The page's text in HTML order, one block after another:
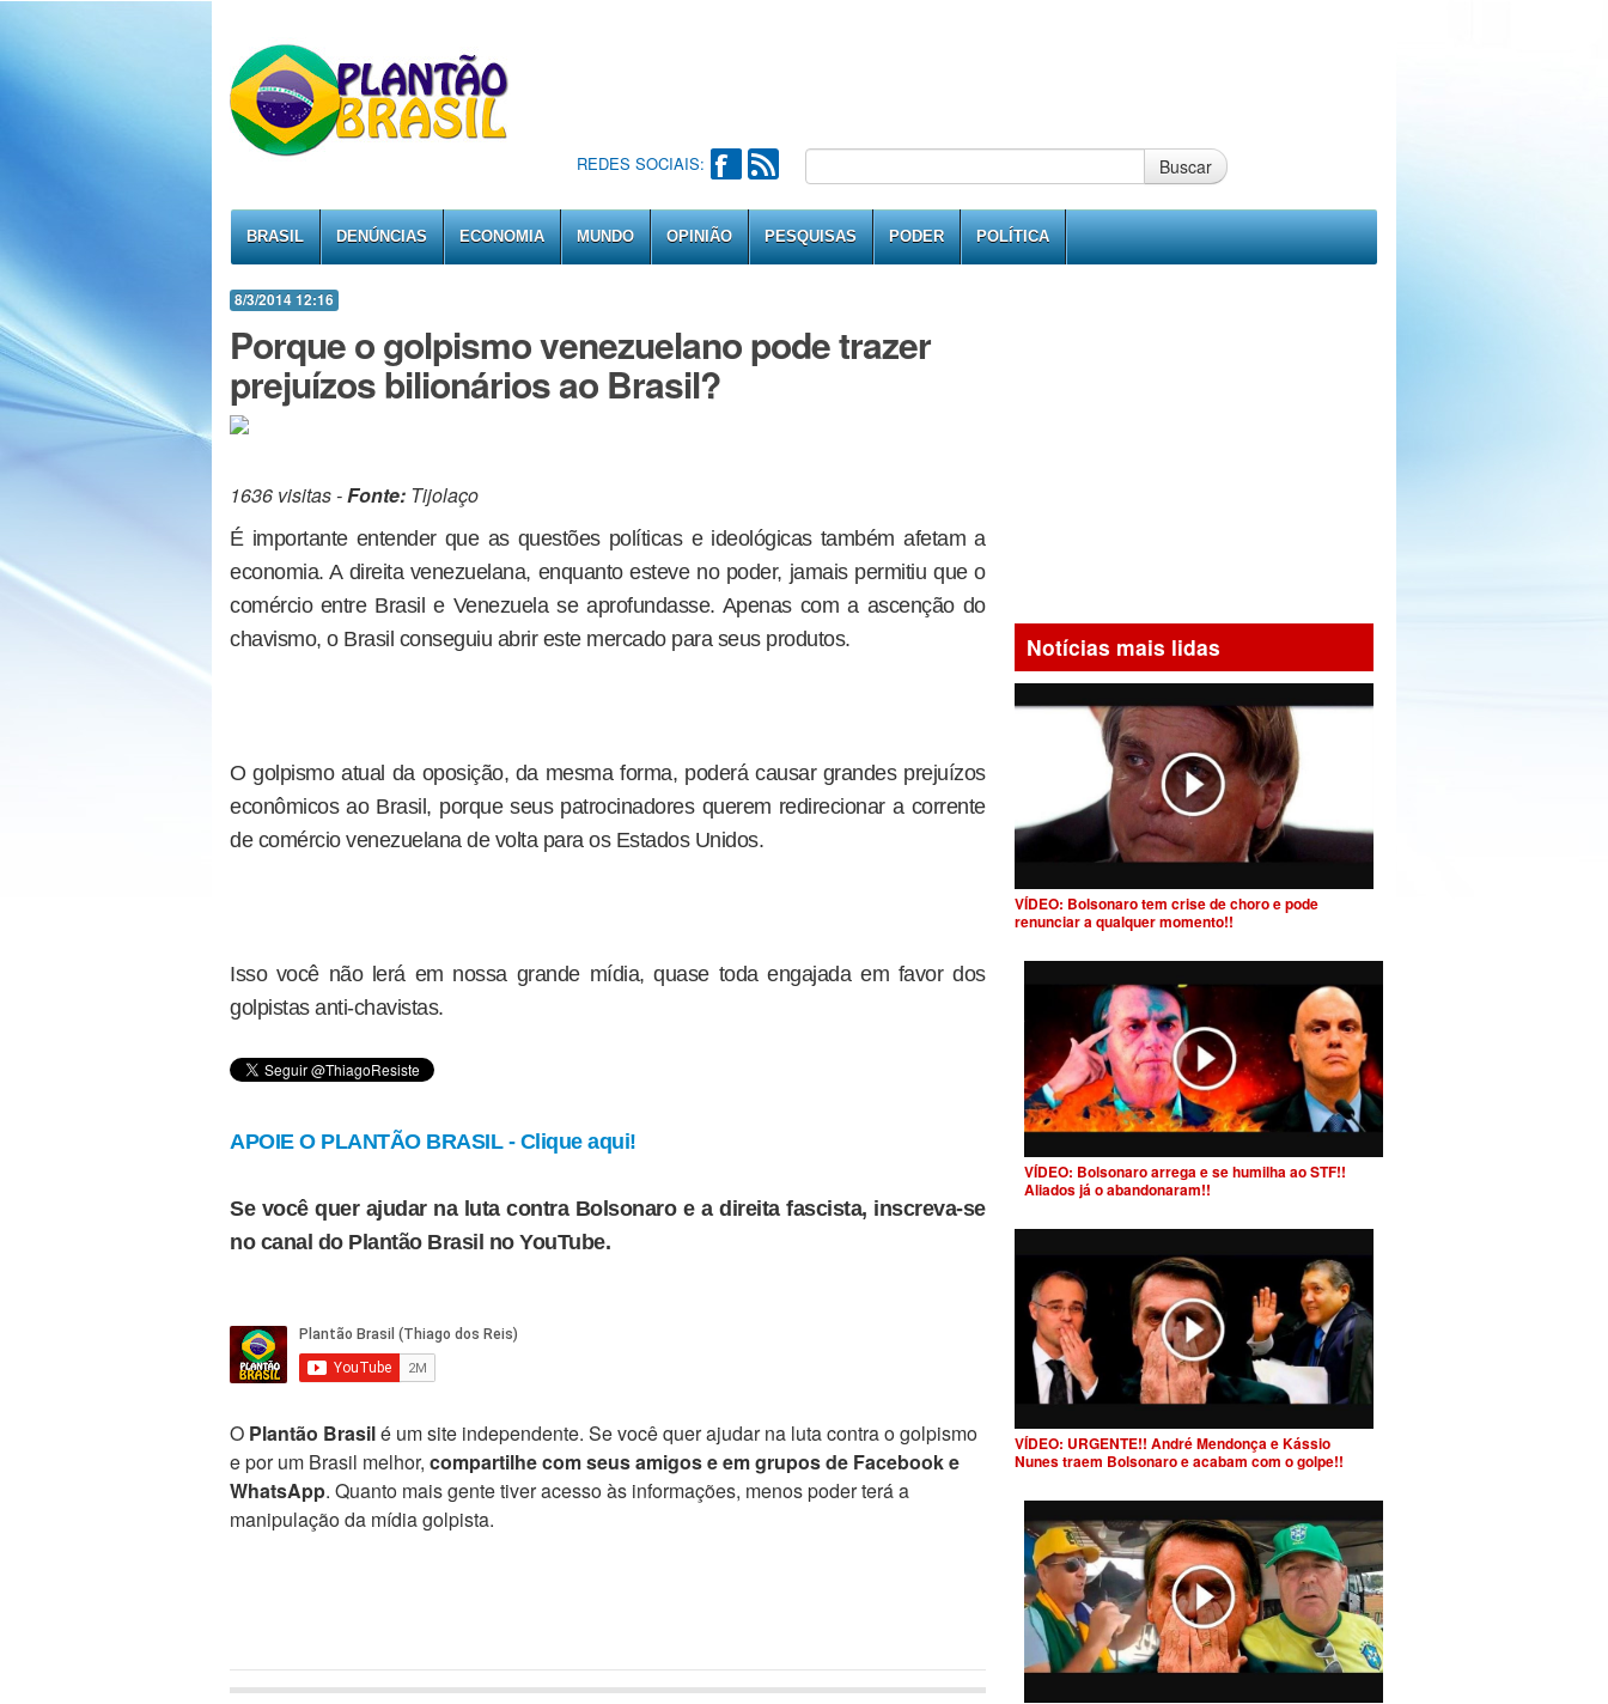
REDES SOCIAIS: Buscar
BRASIL DENÚNCIAS ECONOMIA MUNDO OPINIÃO PESQUISAS PODER POLÍTICA
8/3/2014 12:16
Porque o golpismo venezuelano pode trazer
prejuízos bilionários ao Brasil?
1636 visitas -Fonte: Tijolaço
É importante entender que as questões políticas e ideológicas também afetam a
economia. A direita venezuelana, enquanto esteve no poder, jamais permitiu que o
comércio entre Brasil e Venezuela se aprofundasse. Apenas com a ascenção do
chavismo, o Brasil conseguiu abrir este mercado para seus produtos.
O golpismo atual da oposição, da mesma forma, poderá causar grandes prejuízos
econômicos ao Brasil, porque seus patrocinadores querem redirecionar a corrente
de comércio venezuelana de volta para os Estados Unidos.
Isso você não lerá em nossa grande mídia, quase toda engajada em favor dos
golpistas anti-chavistas.
APOIE O PLANTÃO BRASIL - Clique aqui!
Se você quer ajudar na luta contra Bolsonaro e a direita fascista, inscreva-se
no canal do Plantão Brasil no YouTube.
O Plantão Brasilé um site independente. Se você quer ajudar na luta contra o golpismo
e por um Brasil melhor, compartilhe com seus amigos e em grupos de Facebook e
WhatsApp. Quanto mais gente tiver acesso às informações, menos poder terá a
manipulação da mídia golpista.
Notícias mais lidas
VÍDEO: Bolsonaro tem crise de choro e pode
renunciar a qualquer momento!!
VÍDEO: Bolsonaro arrega e se humilha ao STF!!
Aliados já o abandonaram!!
VÍDEO: URGENTE!! André Mendonça e Kássio
Nunes traem Bolsonaro e acabam com o golpe!!